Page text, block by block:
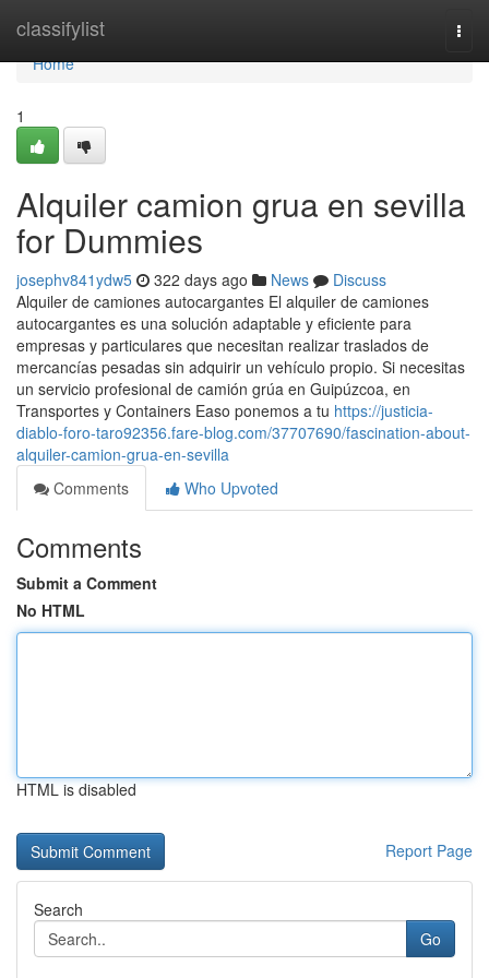
classifylist
Home
Home
1
Alquiler camion grua en sevilla
for Dummies
josephv841ydw5 322 days ago News
Discuss
Alquiler de camiones autocargantes El alquiler de camiones
autocargantes es una solución adaptable y eficiente para
empresas y particulares que necesitan realizar traslados de
mercancías pesadas sin adquirir un vehículo propio. Si necesitas
un servicio profesional de camión grúa en Guipúzcoa, en
Transportes y Containers Easo ponemos a tu https://justicia-
diablo-foro-taro92356.fare-blog.com/37707690/fascination-about-
alquiler-camion-grua-en-sevilla
Comments
Who Upvoted
Comments
Submit a Comment
No HTML
HTML is disabled
Report Page
Search
Go